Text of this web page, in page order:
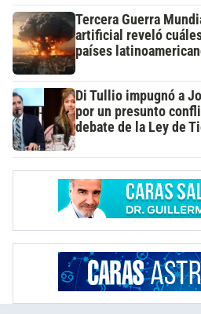
Tercera Guerra
artificial reveló
países
Di Tullio impugnó a
por un presunto
debate de la Ley de